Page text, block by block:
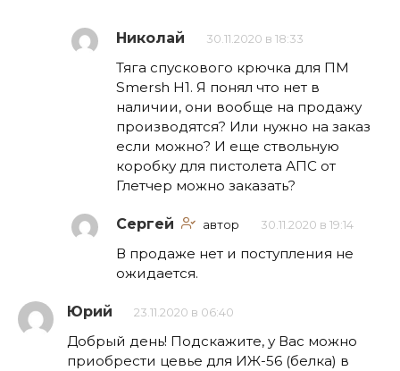
Николай 30.11.2020 в 18:33
Тяга спускового крючка для ПМ
Smersh H1. Я понял что нет в
наличии, они вообще на продажу
производятся? Или нужно на заказ
если можно? И еще ствольную
коробку для пистолета АПС от
Глетчер можно заказать?
Сергей автор 30.11.2020 в 19:14
В продаже нет и поступления не
ожидается.
Юрий 23.11.2020 в 06:40
Добрый день! Подскажите, у Вас можно
приобрести цевье для ИЖ-56 (белка) в